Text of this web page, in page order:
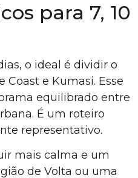
para 7, 10
o ideal é dividir o
Coast e Kumasi. Esse
equilibrado entre
É um roteiro
representativo.
mais calma e um
de Volta ou uma